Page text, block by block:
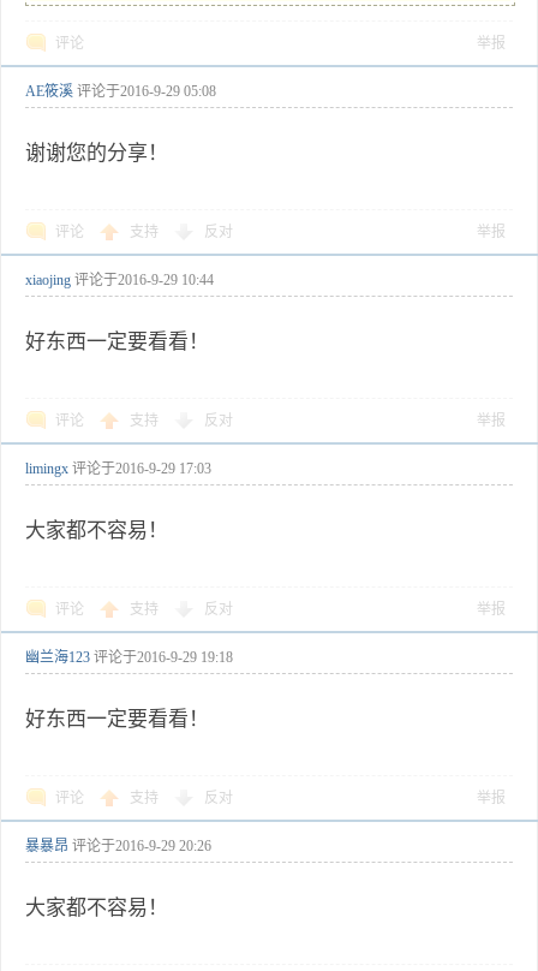
评论 举报
AE筱溪 评论于2016-9-29 05:08
谢谢您的分享！
评论 支持 反对 举报
xiaojing 评论于2016-9-29 10:44
好东西一定要看看！
评论 支持 反对 举报
limingx 评论于2016-9-29 17:03
大家都不容易！
评论 支持 反对 举报
幽兰海123 评论于2016-9-29 19:18
好东西一定要看看！
评论 支持 反对 举报
暴暴昂 评论于2016-9-29 20:26
大家都不容易！